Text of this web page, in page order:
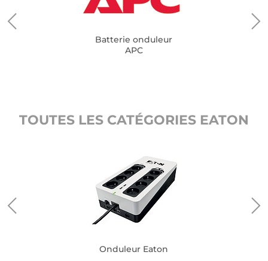
Batterie onduleur
APC
TOUTES LES CATÉGORIES EATON
Onduleur Eaton